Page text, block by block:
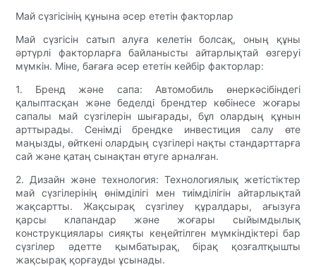
Май сүзгісінің құнына әсер ететін факторлар
Май сүзгісін сатып алуға келетін болсақ, оның құны
әртүрлі факторларға байланысты айтарлықтай өзгеруі
мүмкін. Міне, бағаға әсер ететін кейбір факторлар:
1. Бренд және сапа: Автомобиль өнеркәсібіндегі
қалыптасқан және беделді брендтер көбінесе жоғары
сапалы май сүзгілерін шығарады, бұл олардың құнын
арттырады. Сенімді брендке инвестиция салу өте
маңызды, өйткені олардың сүзгілері нақты стандарттарға
сай және қатаң сынақтан өтуге арналған.
2. Дизайн және технология: Технологиялық жетістіктер
май сүзгілерінің өнімділігі мен тиімділігін айтарлықтай
жақсартты. Жақсырақ сүзгілеу құралдары, ағызуға
қарсы клапандар және жоғары сыйымдылық
конструкциялары сияқты кеңейтілген мүмкіндіктері бар
сүзгілер әдетте қымбатырақ, бірақ қозғалтқышты
жақсырақ қорғауды ұсынады.